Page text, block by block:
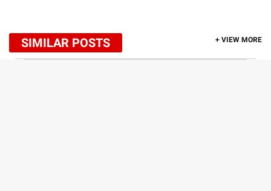
SIMILAR POSTS + VIEW MORE